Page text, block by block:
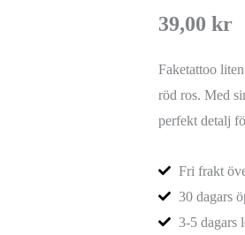
39,00 kr
Faketattoo
röd ros. Med
perfekt detalj
Fri frakt
30 dagars
3-5 dagars